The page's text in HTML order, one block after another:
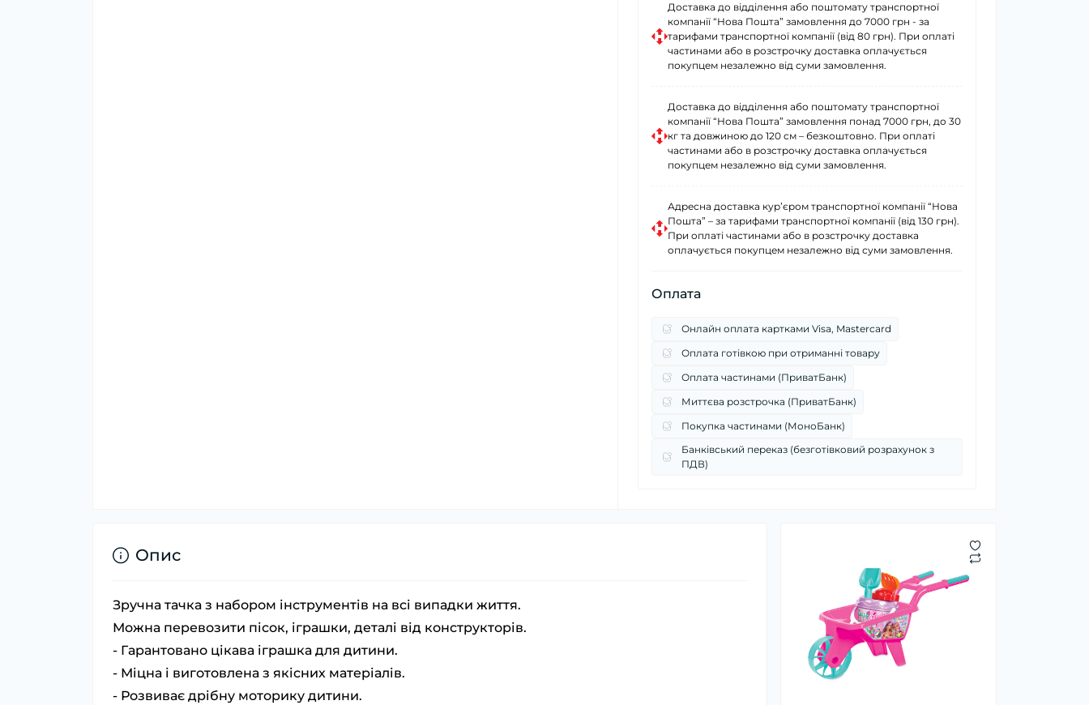
Доставка до відділення або поштомату транспортної
компанії “Нова Пошта” замовлення до 7000 грн - за
тарифами транспортної компанії (від 80 грн). При оплаті
частинами або в розстрочку доставка оплачується
покупцем незалежно від суми замовлення.
Доставка до відділення або поштомату транспортної
компанії “Нова Пошта” замовлення понад 7000 грн, до 30
кг та довжиною до 120 см – безкоштовно. При оплаті
частинами або в розстрочку доставка оплачується
покупцем незалежно від суми замовлення.
Адресна доставка курʼєром транспортної компанії “Нова
Пошта” – за тарифами транспортної компанії (від 130 грн).
При оплаті частинами або в розстрочку доставка
оплачується покупцем незалежно від суми замовлення.
Оплата
Онлайн оплата картками Visa, Mastercard
Оплата готівкою при отриманні товару
Оплата частинами (ПриватБанк)
Миттєва розстрочка (ПриватБанк)
Покупка частинами (МоноБанк)
Банківський переказ (безготівковий розрахунок з
ПДВ)
Опис
Зручна тачка з набором інструментів на всі випадки життя.
Можна перевозити пісок, іграшки, деталі від конструкторів.
- Гарантовано цікава іграшка для дитини.
- Міцна і виготовлена з якісних матеріалів.
- Розвиває дрібну моторику дитини.